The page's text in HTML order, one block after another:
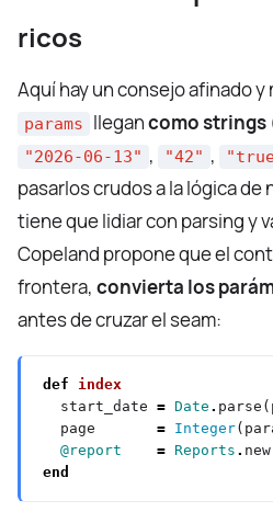
ricos
Aquí hay un consejo afinado y
params llegancomo strings
"2026-06-13" , "42" ,
pasarlos crudos a la lógica
tiene que lidiar con parsing y
Copeland propone que el
frontera, convierta los
antes de cruzar el seam:
def index
  start_date
= Date .
  page
= Integer
@report
= Reports . new
end